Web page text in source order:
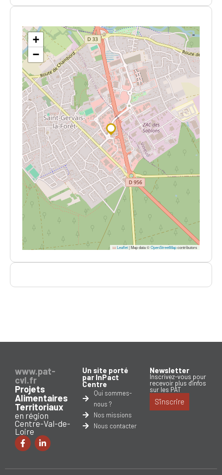
+
−
Leaflet|Map data ©OpenStreetMapcontributors
www.pat-
cvl.fr
Projets
Alimentaires
Territoriaux
en région
Centre-Val-de-
Loire
Un site porté
par InPact
Centre
Qui sommes-
nous ?
Nos missions
Nous contacter
Newsletter
Inscrivez-vous pour
recevoir plus d'infos
sur les PAT
S'inscrire